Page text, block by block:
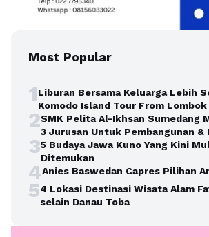
Most Popular
1Liburan Bersama Keluarga Lebih
Komodo Island Tour From Lombok
2SMK Pelita Al-Ikhsan Sumedang
3 Jurusan Untuk Pembangunan &
35 Budaya Jawa Kuno Yang Kini
Ditemukan
4Anies Baswedan Capres Pilihan
54 Lokasi Destinasi Wisata Alam
selain Danau Toba